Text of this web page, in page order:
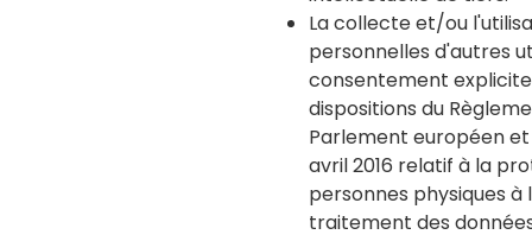
La collecte et/ou
personnelles d'autres
consentement
dispositions du
Parlement européen et
avril 2016 relatif à la
personnes physiques à
traitement des